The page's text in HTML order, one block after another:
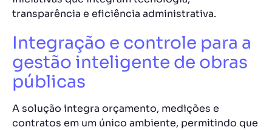
transparência e eficiência administrativa.
Integração e controle para a
gestão inteligente de obras
públicas
A solução integra orçamento, medições e
contratos em um único ambiente, permitindo que